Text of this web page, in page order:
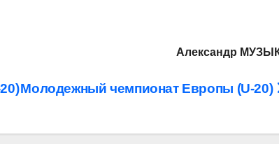
Александр
Молодежный чемпионат Европы (U-20)